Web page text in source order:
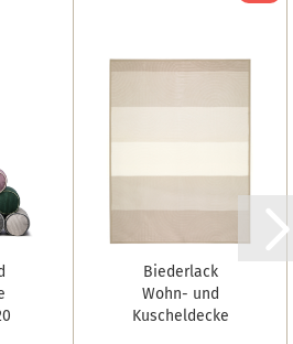
Biederlack
Wohn- und
Kuscheldecke